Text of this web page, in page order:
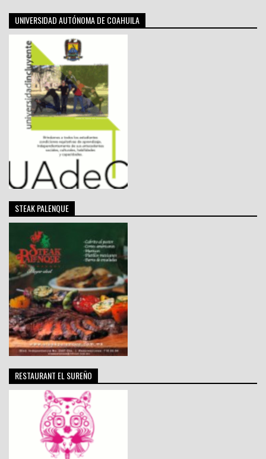
UNIVERSIDAD AUTÓNOMA DE COAHUILA
STEAK PALENQUE
RESTAURANT EL SUREÑO